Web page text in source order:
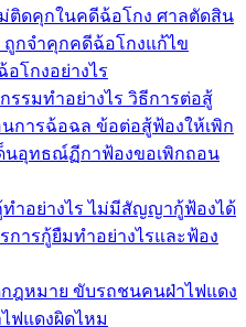
ติดคุกในคดีฉ้อโกง ศาลตัดสิน
ถูกจำคุกคดีฉ้อโกงแก้ไข
โกงอย่างไร
รมทำอย่างไร วิธีการต่อสู้
การฉ้อฉล ข้อต่อสู้ฟ้องให้เพิก
นอุทธณ์ฏีกาฟ้องขอเพิกถอน
ำอย่างไร ไม่มีสัญญากู้ฟ้องได้
การกู้ยืมทำอย่างไรและฟ้อง
ฎหมาย ขับรถชนคนฝ่าไฟแดง
ฟแดงผิดไหม